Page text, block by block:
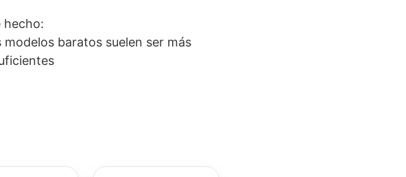
hecho:
modelos baratos suelen ser más